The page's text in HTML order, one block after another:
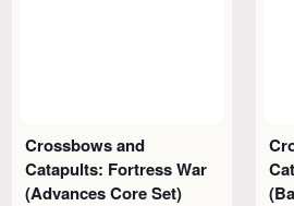
Crossbows and
Catapults: Fortress War
(Advances Core Set)